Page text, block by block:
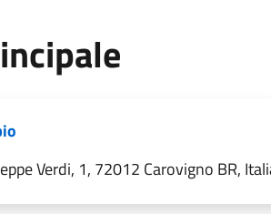
Verdi, 1, 72012 Carovigno BR,